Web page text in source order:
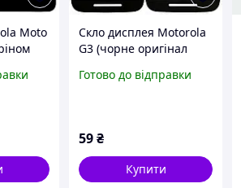
Moto
Скло дисплея Motorola
G3 (чорне оригінал
Готово до відправки
59₴
Купити